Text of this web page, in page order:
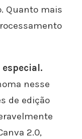
Quanto mais
especial.
nesse
de edição
2.0,